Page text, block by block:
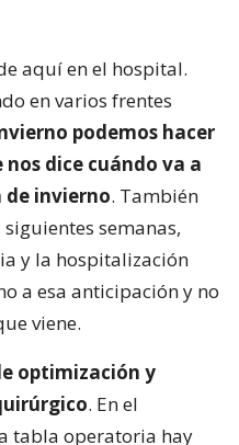
aquí en el hospital.
en varios frentes
podemos hacer
dice cuándo va a
invierno. También
semanas,
y la hospitalización
a esa anticipación y no
viene.
optimización y
. En el
tabla operatoria hay